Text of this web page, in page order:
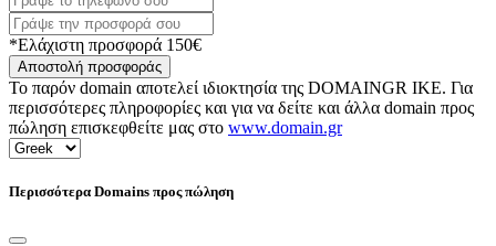
*Ελάχιστη προσφορά 150€
Αποστολή προσφοράς
Το παρόν domain αποτελεί ιδιοκτησία της DOMAINGR ΙΚΕ. Για
περισσότερες πληροφορίες και για να δείτε και άλλα domain προς
πώληση επισκεφθείτε μας στο www.domain.gr
Περισσότερα Domains προς πώληση